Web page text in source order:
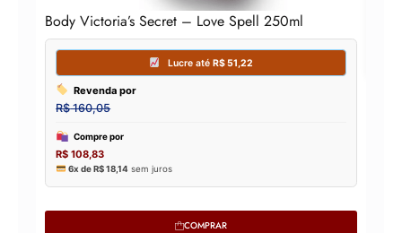
Body Victoria’s Secret – Love Spell 250ml
COMPRAR